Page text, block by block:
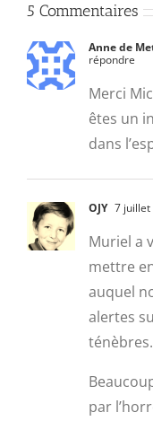
5 Commentaires
Anne de
répondre
Merci
êtes un
dans
OJY 7 juillet
Muriel a
mettre
auquel
alertes
ténèbres.
par